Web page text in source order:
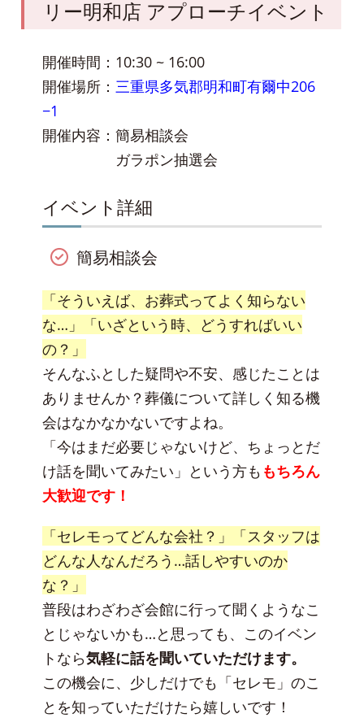
リー明和店 アプローチイベント
開催時間：10:30 ~ 16:00
開催場所： 三重県多気郡明和町有爾中206
−1
開催内容：簡易相談会
ガラポン抽選会
イベント詳細
簡易相談会
「そういえば、お葬式ってよく知らない
な…」「いざという時、どうすればいい
の？」
そんなふとした疑問や不安、感じたことは
ありませんか？葬儀について詳しく知る機
会はなかなかないですよね。
「今はまだ必要じゃないけど、ちょっとだ
け話を聞いてみたい」という方も もちろん
大歓迎です！
「セレモってどんな会社？」「スタッフは
どんな人なんだろう…話しやすいのか
な？」
普段はわざわざ会館に行って聞くようなこ
とじゃないかも…と思っても、このイベン
トなら気軽に話を聞いていただけます。
この機会に、少しだけでも「セレモ」のこ
とを知っていただけたら嬉しいです！